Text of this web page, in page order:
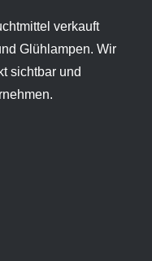
verkauft
Glühlampen. Wir
sichtbar und